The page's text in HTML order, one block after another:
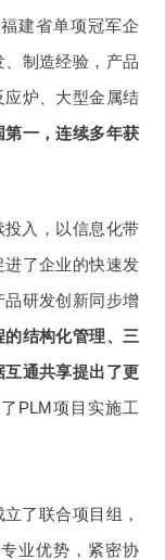
建省单项冠军企
制造经验，产品
炉、大型金属结
一，连续多年获
入，以信息化带
了企业的快速发
品研发创新同步增
结构化管理、三
通共享提出了更
PLM项目实施工
了联合项目组，
业优势，紧密协